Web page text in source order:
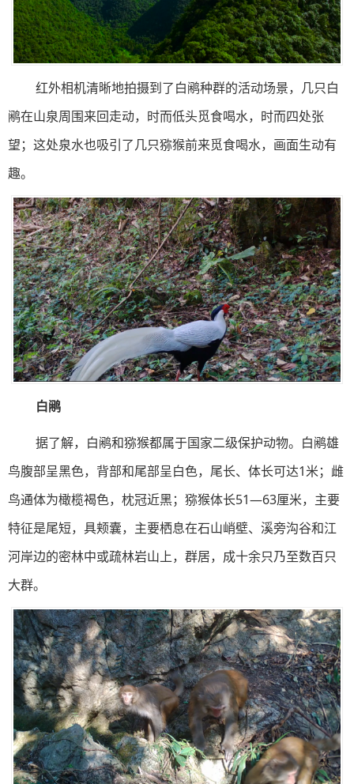
红外相机清晰地拍摄到了白鹇种群的活动场景，几只白
鹇在山泉周围来回走动，时而低头觅食喝水，时而四处张
望；这处泉水也吸引了几只猕猴前来觅食喝水，画面生动有
趣。
白鹇
据了解，白鹇和猕猴都属于国家二级保护动物。白鹇雄
鸟腹部呈黑色，背部和尾部呈白色，尾长、体长可达1米；雌
鸟通体为橄榄褐色，枕冠近黑；猕猴体长51—63厘米，主要
特征是尾短，具颊囊，主要栖息在石山峭壁、溪旁沟谷和江
河岸边的密林中或疏林岩山上，群居，成十余只乃至数百只
大群。